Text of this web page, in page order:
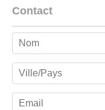
Contact